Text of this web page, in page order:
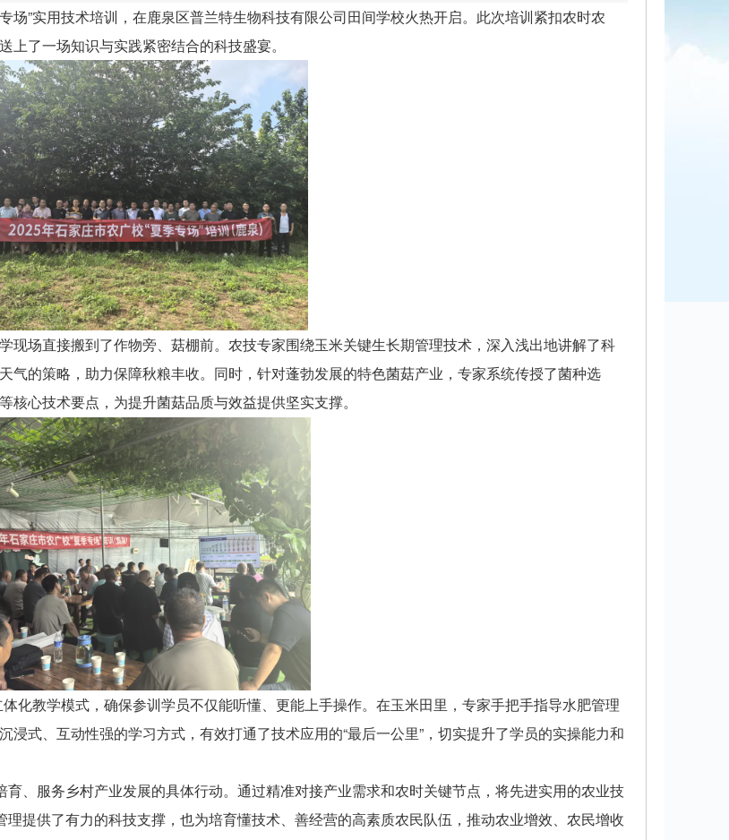
场”实用技术培训，在鹿泉区普兰特生物科技有限公司田间学校火热开启。此次培训紧扣农时农
了一场知识与实践紧密结合的科技盛宴。
现场直接搬到了作物旁、菇棚前。农技专家围绕玉米关键生长期管理技术，深入浅出地讲解了科
气的策略，助力保障秋粮丰收。同时，针对蓬勃发展的特色菌菇产业，专家系统传授了菌种选
心技术要点，为提升菌菇品质与效益提供坚实支撑。
化教学模式，确保参训学员不仅能听懂、更能上手操作。在玉米田里，专家手把手指导水肥管理
式、互动性强的学习方式，有效打通了技术应用的“最后一公里”，切实提升了学员的实操能力和
育、服务乡村产业发展的具体行动。通过精准对接产业需求和农时关键节点，将先进实用的农业技
提供了有力的科技支撑，也为培育懂技术、善经营的高素质农民队伍，推动农业增效、农民增收